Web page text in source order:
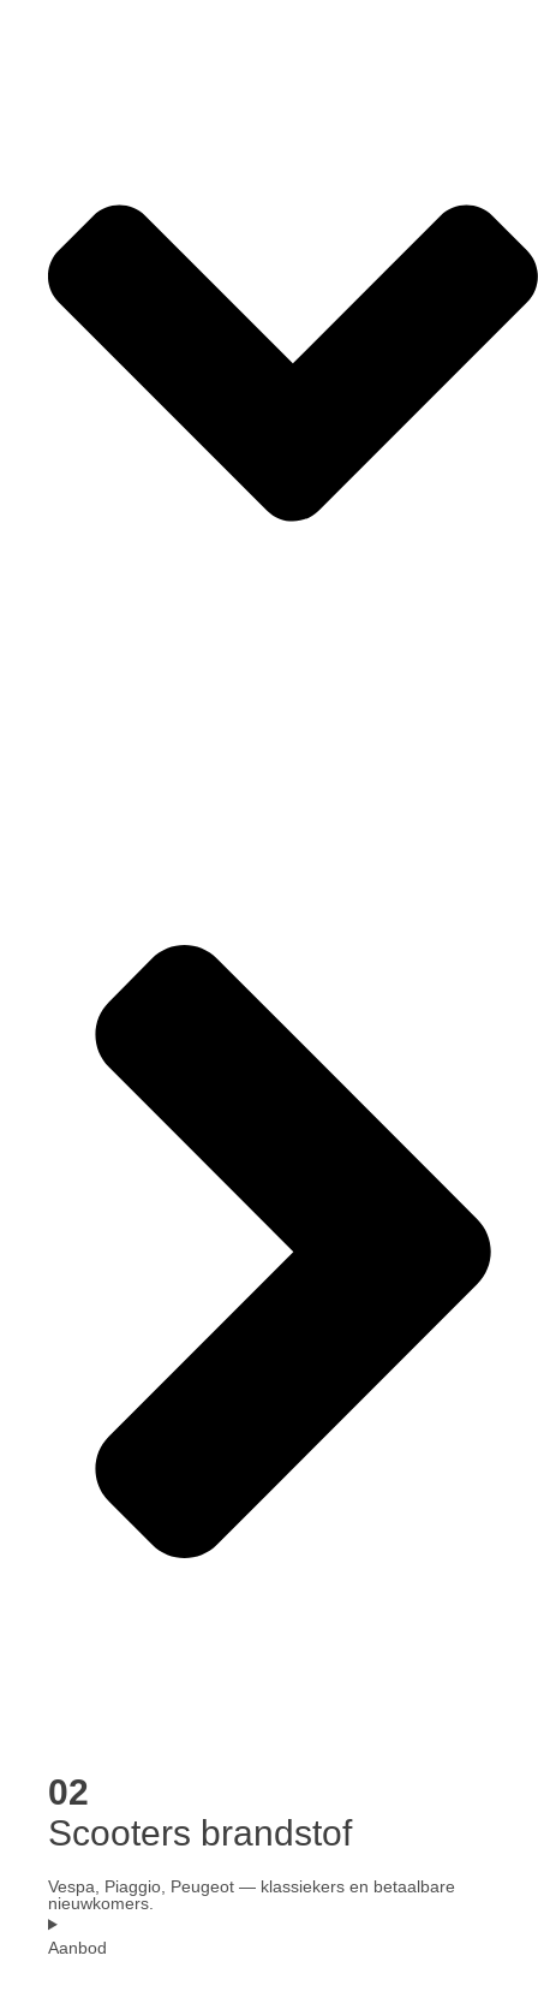
02
Scooters brandstof
Vespa, Piaggio, Peugeot — klassiekers en betaalbare
nieuwkomers.
Aanbod